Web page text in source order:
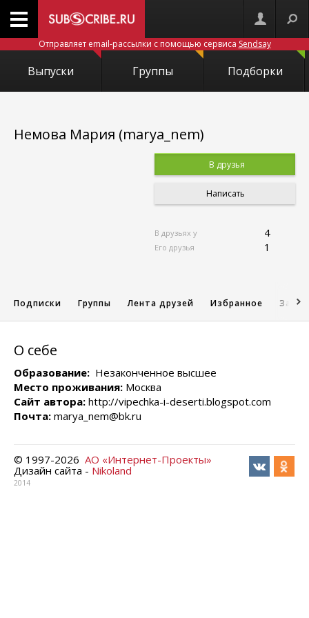
Отправляет email-рассылки с помощью сервиса Sendsay
Выпуски Группы Подборки
Немова Мария (marya_nem)
В друзья
Написать
В друзьях у 4
Его друзья 1
Подписки Группы Лента друзей Избранное
О себе
Образование: Незаконченное высшее
Место проживания: Москва
Сайт автора: http://vipechka-i-deserti.blogspot.com
Почта: marya_nem@bk.ru
© 1997-2026 АО «Интернет-Проекты»
Дизайн сайта - Nikoland
2014